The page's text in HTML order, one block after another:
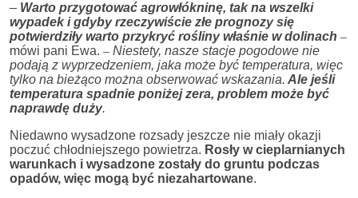
– Warto przygotować agrowłókninę, tak na wszelki
wypadek i gdyby rzeczywiście złe prognozy się
potwierdziły warto przykryć rośliny właśnie w dolinach –
mówi pani Ewa. – Niestety, nasze stacje pogodowe nie
podają z wyprzedzeniem, jaka może być temperatura, więc
tylko na bieżąco można obserwować wskazania. Ale jeśli
temperatura spadnie poniżej zera, problem może być
naprawdę duży.
Niedawno wysadzone rozsady jeszcze nie miały okazji
poczuć chłodniejszego powietrza. Rosły w cieplarnianych
warunkach i wysadzone zostały do gruntu podczas
opadów, więc mogą być niezahartowane.